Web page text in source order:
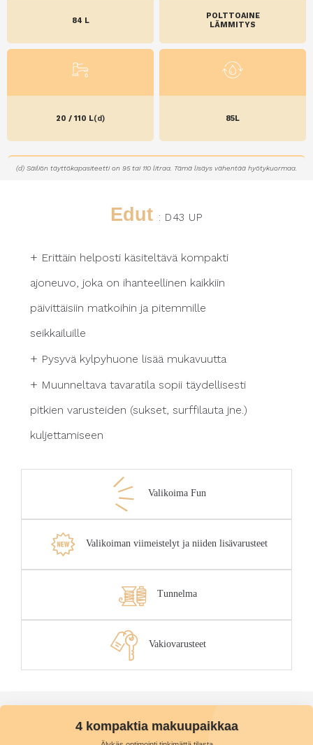
84 L
POLTTOAINE
LÄMMITYS
20 / 110 L(d) 85L
(d) Säiliön täyttökapasiteetti on 95 tai 110 litraa. Tämä lisäys vähentää hyötykuormaa.
Edut : D43 UP
+ Erittäin helposti käsiteltävä kompakti
ajoneuvo, joka on ihanteellinen kaikkiin
päivittäisiin matkoihin ja pitemmille
seikkailuille
+ Pysyvä kylpyhuone lisää mukavuutta
+ Muunneltava tavaratila sopii täydellisesti
pitkien varusteiden (sukset, surffilauta jne.)
kuljettamiseen
Valikoima Fun
Valikoiman viimeistelyt ja niiden lisävarusteet
Tunnelma
Vakiovarusteet
4 kompaktia makuupaikkaa